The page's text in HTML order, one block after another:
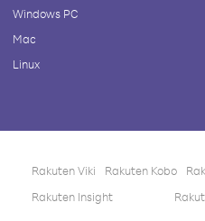
Windows PC
Mac
Linux
Rakuten Viki Rakuten Kobo
Rakuten Insight